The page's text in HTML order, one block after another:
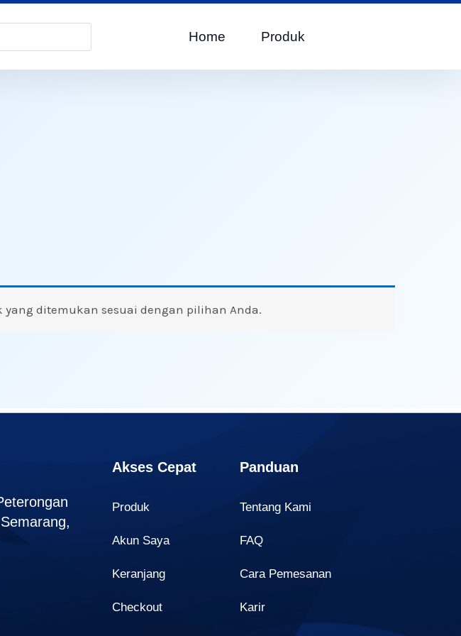
Home Produk
yang ditemukan sesuai dengan pilihan Anda.
Akses Cepat
Produk
Akun Saya
Keranjang
Checkout
Panduan
Tentang Kami
FAQ
Cara Pemesanan
Karir